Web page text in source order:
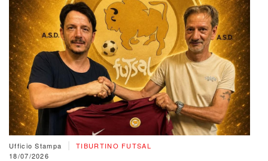
Ufficio Stampa
TIBURTINO FUTSAL
18/07/2026